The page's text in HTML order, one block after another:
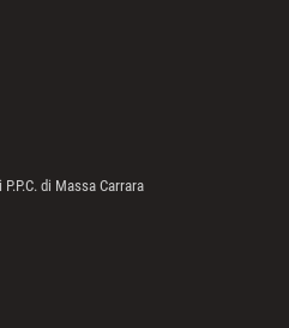
di Massa Carrara